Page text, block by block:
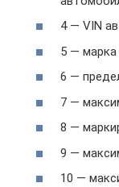
4 — VIN
5 — марка
6 —
7 —
8 —
9 —
10 —